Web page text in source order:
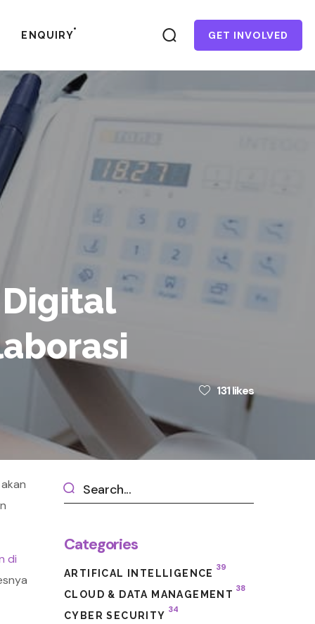
ENQUIRY GET INVOLVED
Digital
131likes
di
Categories
ARTIFICAL INTELLIGENCE
39
CLOUD & DATA MANAGEMENT
38
CYBER SECURITY
34